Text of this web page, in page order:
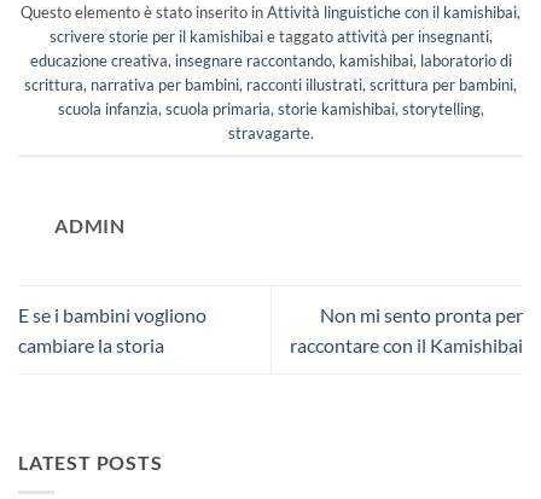
Questo elemento è stato inserito inAttività linguistiche con il kamishibai,
scrivere storie per il kamishibaie taggatoattività per insegnanti,
educazione creativa, insegnare raccontando, kamishibai, laboratorio di
scrittura, narrativa per bambini, racconti illustrati, scrittura per bambini,
scuola infanzia, scuola primaria, storie kamishibai, storytelling,
stravagarte.
ADMIN
E se i bambini vogliono
cambiare la storia
Non mi sento pronta per
raccontare con il Kamishibai
LATEST POSTS